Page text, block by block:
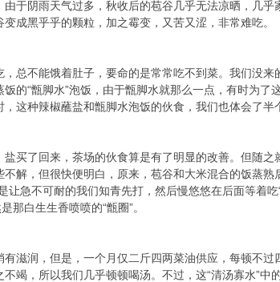
于阴雨天气过多，秋收后的苞谷几乎无法凉晒，几
成黑乎乎的颗粒，加之霉变，又苦又涩，非常难吃。
总不能饿着肚子，要命的是常常吃不到菜。我们没
的“甑脚水”泡饭，由于甑脚水就那么一点，有时为
这种辣椒蘸盐和甑脚水泡饭的伙食，我们也体会了半
盐买了回来，茶场的伙食算是有了明显的改善。但随
不解，但很快便明白，原来，苞谷和大米混合的饭蒸
让急不可耐的我们知青先打，然后慢悠悠在后面等着
那白生生香喷喷的“甑圈”。
有滋润，但是，一个月仅二斤四两菜油供应，每顿不
竭，所以我们几乎顿顿喝汤。不过，这“清汤寡水”中